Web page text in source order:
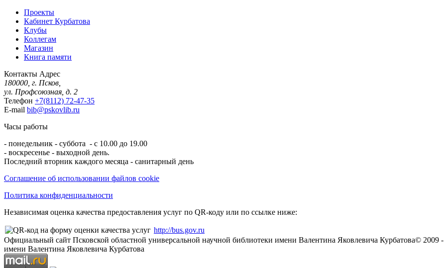
Проекты
Кабинет Курбатова
Клубы
Коллегам
Магазин
Книга памяти
Контакты Адрес
180000, г. Псков,
ул. Профсоюзная, д. 2
Телефон +7(8112) 72-47-35
E-mail bib@pskovlib.ru
Часы работы
- понедельник - суббота - с 10.00 до 19.00
- воскресенье - выходной день.
Последний вторник каждого месяца - санитарный день
Соглашение об использовании файлов cookie
Политика конфиденциальности
Независимая оценка качества предоставления услуг по QR-коду или по ссылке ниже:
http://bus.gov.ru
Официальный сайт Псковской областной универсальной научной библиотеки имени Валентина Яковлевича Курбатова© 2009 -
имени Валентина Яковлевича Курбатова